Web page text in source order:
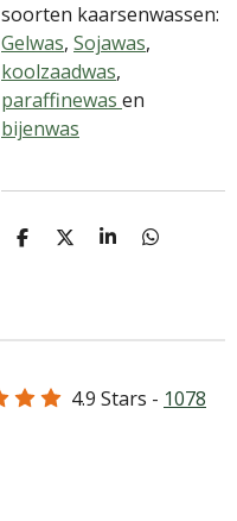
soorten kaarsenwassen:
Gelwas, Sojawas,
koolzaadwas,
paraffinewas en
bijenwas
D
D
S
D
4.9 Stars - 1078